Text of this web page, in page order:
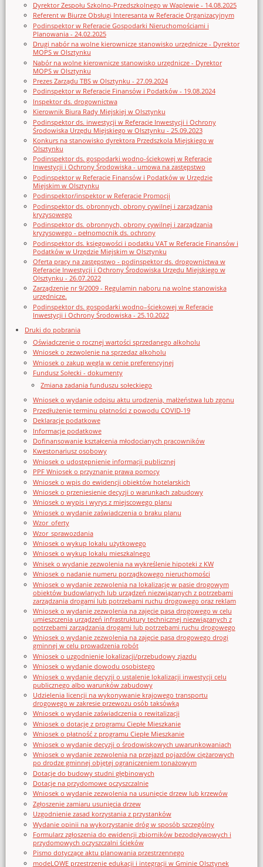
Dyrektor Zespołu Szkolno-Przedszkolnego w Waplewie - 14.08.2025
Referent w Biurze Obsługi Interesanta w Referacie Organizacyjnym
Podinspektor w Referacie Gospodarki Nieruchomościami i
Planowania - 24.02.2025
Drugi nabór na wolne kierownicze stanowisko urzędnicze - Dyrektor
MOPS w Olsztynku
Nabór na wolne kierownicze stanowisko urzędnicze - Dyrektor
MOPS w Olsztynku
Prezes Zarządu TBS w Olsztynku - 27.09.2024
Podinspektor w Referacie Finansów i Podatków - 19.08.2024
Inspektor ds. drogownictwa
Kierownik Biura Rady Miejskiej w Olsztynku
Podinspektor ds. inwestycji w Referacie Inwestycji i Ochrony
Środowiska Urzędu Miejskiego w Olsztynku - 25.09.2023
Konkurs na stanowisko dyrektora Przedszkola Miejskiego w
Olsztynku
Podinspektor ds. gospodarki wodno-ściekowej w Referacie
Inwestycji i Ochrony Środowiska - umowa na zastępstwo
Podinspektor w Referacie Finansów i Podatków w Urzędzie
Miejskim w Olsztynku
Podinspektor/inspektor w Referacie Promocji
Podinspektor ds. obronnych, obrony cywilnej i zarządzania
kryzysowego
Podinspektor ds. obronnych, obrony cywilnej i zarządzania
kryzysowego - pełnomocnik ds. ochrony
Podinspektor ds. księgowości i podatku VAT w Referacie Finansów i
Podatków w Urzędzie Miejskim w Olsztynku
Oferta pracy na zastępstwo - podinspektor ds. drogownictwa w
Referacie Inwestycji i Ochrony Środowiska Urzędu Miejskiego w
Olsztynku - 26.07.2022
Zarządzenie nr 9/2009 - Regulamin naboru na wolne stanowiska
urzędnicze.
Podinspektor ds. gospodarki wodno–ściekowej w Referacie
Inwestycji i Ochrony Środowiska - 25.10.2022
Druki do pobrania
Oświadczenie o rocznej wartości sprzedanego alkoholu
Wniosek o zezwolenie na sprzedaz alkoholu
Wniosek o zakup węgla w cenie preferencyjnej
Fundusz Sołecki - dokumenty
Zmiana zadania funduszu sołeckiego
Wniosek o wydanie odpisu aktu urodzenia, małżeństwa lub zgonu
Przedłużenie terminu płatności z powodu COVID-19
Deklaracje podatkowe
Informacje podatkowe
Dofinansowanie kształcenia młodocianych pracowników
Kwestonariusz osobowy
Wniosek o udostępnienie informacji publicznej
PPF Wniosek o przyznanie prawa pomocy
Wniosek o wpis do ewidencji obiektów hotelarskich
Wniosek o przeniesienie decyzji o warunkach zabudowy
Wniosek o wypis i wyrys z miejscowego planu
Wniosek o wydanie zaświadczenia o braku planu
Wzor_oferty
Wzor_sprawozdania
Wniosek o wykup lokalu użytkowego
Wniosek o wykup lokalu mieszkalnego
Wnisek o wydanie zezwolenia na wykreślenie hipoteki z KW
Wniosek o nadanie numeru porządkowego nieruchomości
Wniosek o wydanie zezwolenia na lokalizację w pasie drogowym
obiektów budowlanych lub urządzeń niezwiązanych z potrzebami
zarządzania drogami lub potrzebami ruchu drogowego oraz reklam
Wniosek o wydanie zezwolenia na zajęcie pasa drogowego w celu
umieszczenia urządzeń infrastruktury technicznej niezwiązanych z
potrzebami zarządzania drogami lub potrzebami ruchu drogowego
Wniosek o wydanie zezwolenia na zajęcie pasa drogowego drogi
gminnej w celu prowadzenia robót
Wniosek o uzgodnienie lokalizacji/przebudowy zjazdu
Wniosek o wydanie dowodu osobistego
Wniosek o wydanie decyzji o ustalenie lokalizacji inwestycji celu
publicznego albo warunków zabudowy
Udzielenia licencji na wykonywanie krajowego transportu
drogowego w zakresie przewozu osób taksówką
Wniosek o wydanie zaświadczenia o rewitalizacji
Wniosek o dotację z programu Ciepłe Mieszkanie
Wniosek o płatność z programu Ciepłe Mieszkanie
Wniosek o wydanie decyzji o środowiskowych uwarunkowaniach
Wniosek o wydanie zezwolenia na przejazd pojazdów ciężarowych
po drodze gminnej objętej ograniczeniem tonażowym
Dotacje do budowy studni głębinowych
Dotacje na przydomowe oczyszczalnie
Wniosek o wydanie zezwolenia na usunięcie drzew lub krzewów
Zgłoszenie zamiaru usunięcia drzew
Uzgodnienie zasad korzystania z przystanków
Wydanie opinii na wykorzystanie dróg w sposób szczególny
Formularz zgłoszenia do ewidencji zbiorników bezodpływowych i
przydomowych oczyszczalni ścieków
Pismo dotyczące aktu planowania przestrzennego
modeLOWE przestrzenie edukacji i integracji w Gminie Olsztynek